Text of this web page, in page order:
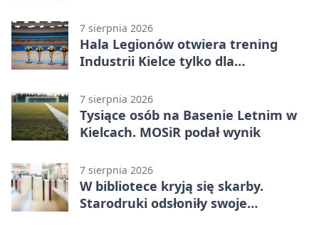
7 sierpnia 2026
Hala Legionów otwiera trening
Industrii Kielce tylko dla
7 sierpnia 2026
Tysiące osób na Basenie Letnim w
Kielcach. MOSiR podał wynik
7 sierpnia 2026
W bibliotece kryją się skarby.
Starodruki odsłoniły swoje